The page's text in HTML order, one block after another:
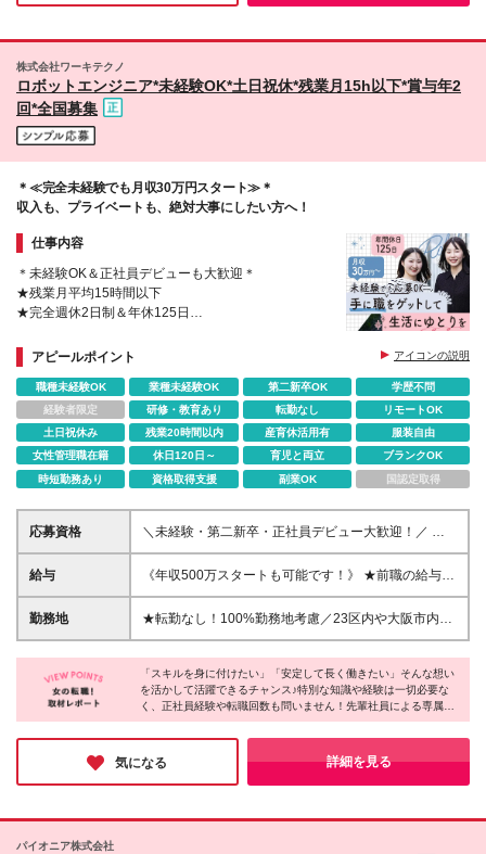
のサポートがあります！
も自身の成長も諦めたくない方に、ぜひ応募をお勧めしたい一社
株式会社ワーキテクノ
ロボットエンジニア*未経験OK*土日祝休*残業月15h以下*賞与年2
回*全国募集
＊≪完全未経験でも月収30万円スタート≫＊
収入も、プライベートも、絶対大事にしたい方へ！
仕事内容
＊未経験OK＆正社員デビューも大歓迎＊
★残業月平均15時間以下
★完全週休2日制＆年休125日
★年収500万円のスタートOK
アピールポイント アイコンの説明
職種未経験OK 業種未経験OK 第二新卒OK
学歴不問
経験者限定
研修・教育あり 転勤なし
リモートOK
土日祝休み
残業20時間以内 産育休活用有
服装自由
女性管理職在籍
休日120日～ 育児と両立
ブランクOK
時短勤務あり
資格取得支援 副業OK 国認定取得
応募資格
＼未経験・第二新卒・正社員デビュー大歓迎！／ ☆
アパレルや飲食、ビルメンテ、職人、営業など、異業
種出身の社員が多数活躍中です！ ■20～30代の若手中
不問 ▼未経験入社の先輩に聞いた“会社の魅力” 「接客
業からの未経験入社です。『私にパソコンを使った仕
な研修やプロジェクトリーダーの定期的な面談やサポ
ートのおかげで、少しずつ仕事の幅を広げられていま
す！」W・Hさん
給与
《年収500万スタートも可能です！》 ★前職の給与を
最大限に考慮します！ ★年収が前職より170万円アッ
プした実績あり 【経験者】 ■月給35万円～80万円＋
圏以外】 ■月給28万円～38万円＋各種手当＋賞与年2
回 ※首都圏以外は月給28万円～となります ※上記月
給は月10時間分の固定残業代(2万1200円～)を含みま
勤務地
★転勤なし！100%勤務地考慮／23区内や大阪市内な
ど、全国47都道府県で積極採用中！★ ご自宅から通
いやすいエリアや希望するエリアのプロジェクトをご
担当いただきます。 ★直行直帰OK◎ ★U・Iターン歓
迎 ★会社都合の転勤なし！ご家族の転勤などに合わ
せた勤務先の変更はOK◎ ★大阪・東京・名古屋・福
岡への引っ越し補助制度有 ◇自宅から通える範囲で
働きたい ◇出張したい ◇ライフイベントにマッチし
た働き方を叶えたい など、希望のワークスタイルを
「スキルを身に付けたい」「安定して長く働きたい」そんな想い
を活かして活躍できるチャンス♪特別な知識や経験は一切必要な
く、正社員経験や転職回数も問いません！先輩社員による専属サ
ポートやひとりぼっちにしない業務体制など、未経験の方でも安
心してチャレンジできる環境を整えています◎面接もラフな雰囲
気で行っておりますので、まずは一度お会いしてお話ししましょ
う♪
気になる 詳細を見る
パイオニア株式会社